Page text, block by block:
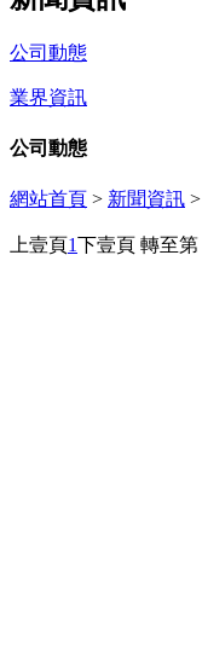
公司動態
業界資訊
公司動態
網站首頁 > 新聞資訊 >
上壹頁1下壹頁 轉至第